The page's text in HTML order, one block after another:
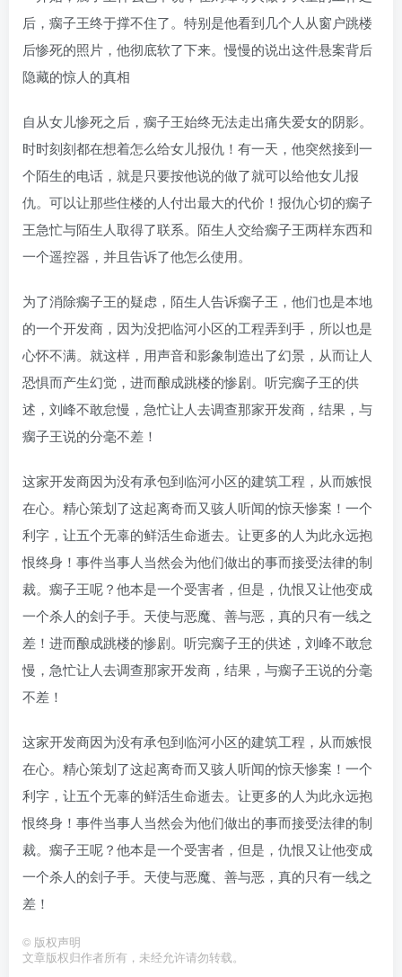
后，瘸子王终于撑不住了。特别是他看到几个人从窗户跳楼
后惨死的照片，他彻底软了下来。慢慢的说出这件悬案背后
隐藏的惊人的真相
自从女儿惨死之后，瘸子王始终无法走出痛失爱女的阴影。
时时刻刻都在想着怎么给女儿报仇！有一天，他突然接到一
个陌生的电话，就是只要按他说的做了就可以给他女儿报
仇。可以让那些住楼的人付出最大的代价！报仇心切的瘸子
王急忙与陌生人取得了联系。陌生人交给瘸子王两样东西和
一个遥控器，并且告诉了他怎么使用。
为了消除瘸子王的疑虑，陌生人告诉瘸子王，他们也是本地
的一个开发商，因为没把临河小区的工程弄到手，所以也是
心怀不满。就这样，用声音和影象制造出了幻景，从而让人
恐惧而产生幻觉，进而酿成跳楼的惨剧。听完瘸子王的供
述，刘峰不敢怠慢，急忙让人去调查那家开发商，结果，与
瘸子王说的分毫不差！
这家开发商因为没有承包到临河小区的建筑工程，从而嫉恨
在心。精心策划了这起离奇而又骇人听闻的惊天惨案！一个
利字，让五个无辜的鲜活生命逝去。让更多的人为此永远抱
恨终身！事件当事人当然会为他们做出的事而接受法律的制
裁。瘸子王呢？他本是一个受害者，但是，仇恨又让他变成
一个杀人的刽子手。天使与恶魔、善与恶，真的只有一线之
差！进而酿成跳楼的惨剧。听完瘸子王的供述，刘峰不敢怠
慢，急忙让人去调查那家开发商，结果，与瘸子王说的分毫
不差！
这家开发商因为没有承包到临河小区的建筑工程，从而嫉恨
在心。精心策划了这起离奇而又骇人听闻的惊天惨案！一个
利字，让五个无辜的鲜活生命逝去。让更多的人为此永远抱
恨终身！事件当事人当然会为他们做出的事而接受法律的制
裁。瘸子王呢？他本是一个受害者，但是，仇恨又让他变成
一个杀人的刽子手。天使与恶魔、善与恶，真的只有一线之
差！
© 版权声明
文章版权归作者所有，未经允许请勿转载。